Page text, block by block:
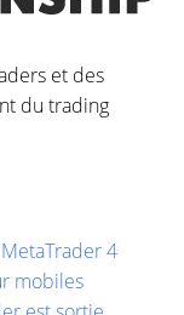
et des
du trading
4
mobiles